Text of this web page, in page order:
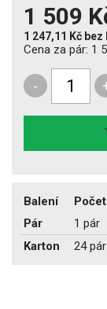
1 509
1 247,11 Kč bez
Cena za pár: 1
-
Balení
Pár
1 pár
Karton
24